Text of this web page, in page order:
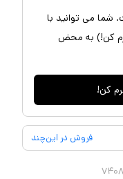
شما می توانید با
کن!) به محض
کن!
فروش در این‌چند